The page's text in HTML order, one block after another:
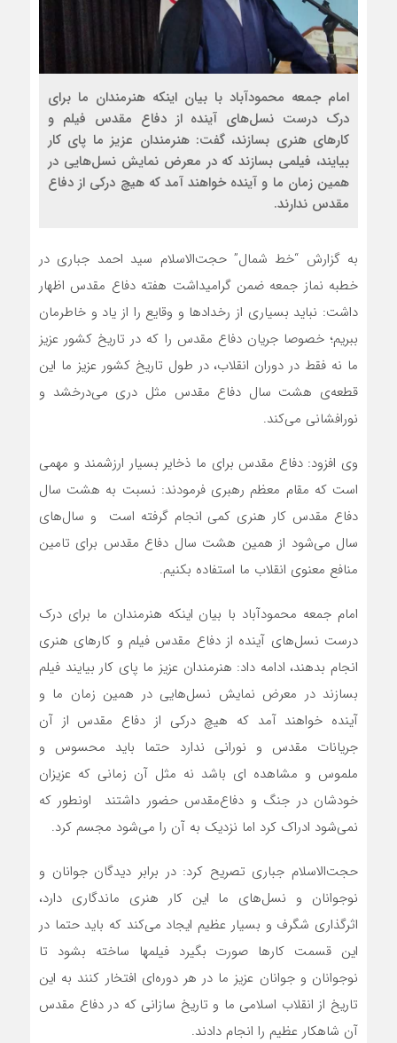
امام جمعه محمودآباد با بیان اینکه هنرمندان ما برای
درک درست نسل‌های آینده از دفاع مقدس فیلم و
کارهای هنری بسازند، گفت: هنرمندان عزیز ما پای کار
بیایند، فیلمی بسازند که در معرض نمایش نسل‌هایی در
همین زمان ما و آینده خواهند آمد که هیچ درکی از دفاع
مقدس ندارند.
به گزارش “خط شمال” حجت‌الاسلام سید احمد جباری در
خطبه نماز جمعه ضمن گرامیداشت هفته دفاع مقدس اظهار
داشت: نباید بسیاری از رخدادها و وقایع را از یاد و خاطرمان
ببریم؛ خصوصا جریان دفاع مقدس را که در تاریخ کشور عزیز
ما نه فقط در دوران انقلاب، در طول تاریخ کشور عزیز ما این
قطعه‌ی هشت سال دفاع مقدس مثل دری می‌درخشد و
نورافشانی می‌کند.
وی افزود: دفاع مقدس برای ما ذخایر بسیار ارزشمند و مهمی
است که مقام معظم رهبری فرمودند: نسبت به هشت سال
دفاع مقدس کار هنری کمی انجام گرفته است و سال‌های
سال می‌شود از همین هشت سال دفاع مقدس برای تامین
منافع معنوی انقلاب ما استفاده بکنیم.
امام جمعه محمودآباد با بیان اینکه هنرمندان ما برای درک
درست نسل‌های آینده از دفاع مقدس فیلم و کارهای هنری
انجام بدهند، ادامه داد: هنرمندان عزیز ما پای کار بیایند فیلم
بسازند در معرض نمایش نسل‌هایی در همین زمان ما و
آینده خواهند آمد که هیچ درکی از دفاع مقدس از آن
جریانات مقدس و نورانی ندارد حتما باید محسوس و
ملموس و مشاهده ای باشد نه مثل آن زمانی که عزیزان
خودشان در جنگ و دفاع‌مقدس حضور داشتند اونطور که
نمی‌شود ادراک کرد اما نزدیک به آن را می‌شود مجسم کرد.
حجت‌الاسلام جباری تصریح کرد: در برابر دیدگان جوانان و
نوجوانان و نسل‌های ما این کار هنری ماندگاری دارد،
اثرگذاری شگرف و بسیار عظیم ایجاد می‌کند که باید حتما در
این قسمت کارها صورت بگیرد فیلمها ساخته بشود تا
نوجوانان و جوانان عزیز ما در هر دوره‌ای افتخار کنند به این
تاریخ از انقلاب اسلامی ما و تاریخ سازانی که در دفاع مقدس
آن شاهکار عظیم را انجام دادند.